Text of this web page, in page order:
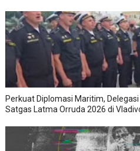
Perkuat Diplomasi Maritim,
Satgas Latma Orruda 2026 di